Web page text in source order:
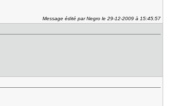
Message édité par Negro le 29-12-2009 à 15:45:57